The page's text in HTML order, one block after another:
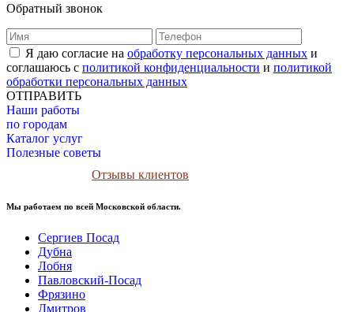
Обратный звонок
Я даю согласие на обработку персональных данных и
соглашаюсь с политикой конфиденциальности и политикой
обработки персональных данных
ОТПРАВИТЬ
Наши работы
по городам
Каталог услуг
Полезные советы
Отзывы клиентов
Мы работаем по всей Московской области.
Сергиев Посад
Дубна
Лобня
Павловский-Посад
Фрязино
Дмитров